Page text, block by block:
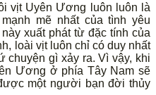
vịt Uyên Ương luôn luôn là
mẽ nhất của tình yêu
xuất phát từ đặc tính của
loài vịt luôn chỉ có duy nhất
chuyện gì xảy ra. Vì vậy, khi
Ương ở phía Tây Nam sẽ
một người bạn đời thủy